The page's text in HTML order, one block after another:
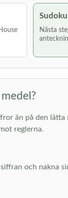
Sudoku
Nästa
än på den
reglerna.
och nakna